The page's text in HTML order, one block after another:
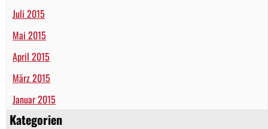
Juli 2015
Mai 2015
April 2015
März 2015
Januar 2015
Kategorien